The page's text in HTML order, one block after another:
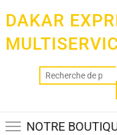
content
DAKAR
NOTRE